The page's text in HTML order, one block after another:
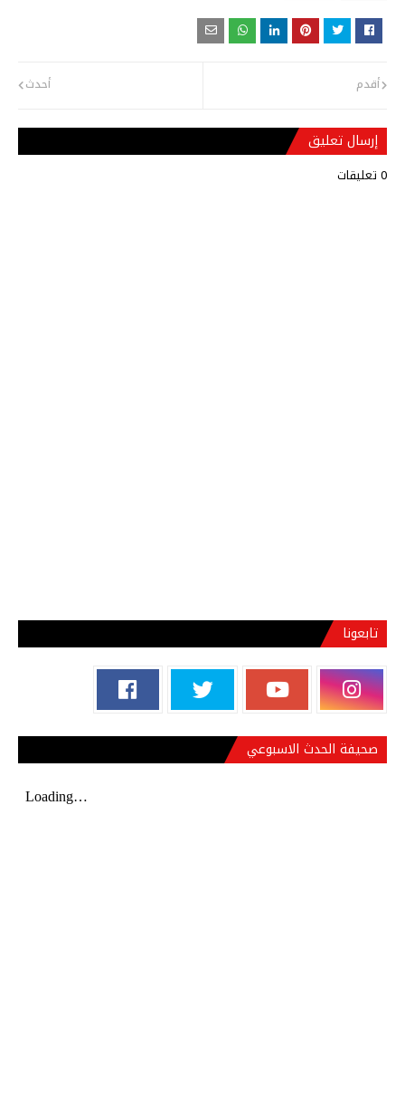
أحدث أقدم
إرسال تعليق
0 تعليقات
تابعونا
صحيفة الحدث الاسبوعي